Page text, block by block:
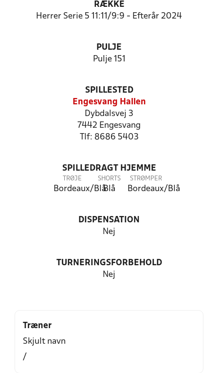
RÆKKE
Herrer Serie 5 11:11/9:9 - Efterår 2024
PULJE
Pulje 151
SPILLESTED
Engesvang Hallen
Dybdalsvej 3
7442 Engesvang
Tlf: 8686 5403
SPILLEDRAGT HJEMME
TRØJE
Bordeaux/Blå
SHORTS
Blå
STRØMPER
Bordeaux/Blå
DISPENSATION
Nej
TURNERINGSFORBEHOLD
Nej
Træner
Skjult navn
/